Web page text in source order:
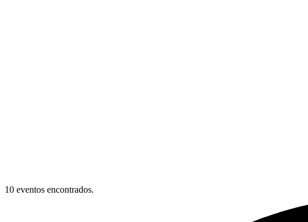
10 eventos encontrados.